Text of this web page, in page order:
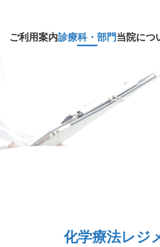
ご利用案内診療科・部門当院につ
化学療法レジ